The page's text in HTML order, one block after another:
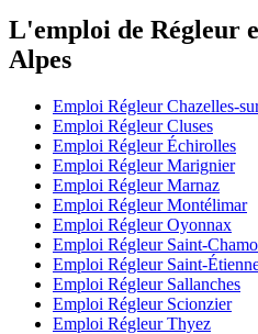
L'emploi de Régleur
Alpes
Emploi Régleur Chazelles-
Emploi Régleur Cluses
Emploi Régleur Échirolles
Emploi Régleur Marignier
Emploi Régleur Marnaz
Emploi Régleur Montélimar
Emploi Régleur Oyonnax
Emploi Régleur Saint-
Emploi Régleur Saint-
Emploi Régleur Sallanches
Emploi Régleur Scionzier
Emploi Régleur Thyez